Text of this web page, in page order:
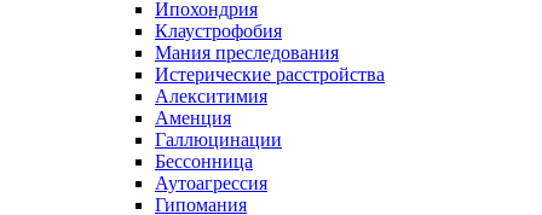
Ипохондрия
Клаустрофобия
Мания преследования
Истерические расстройства
Алекситимия
Аменция
Галлюцинации
Бессонница
Аутоагрессия
Гипомания